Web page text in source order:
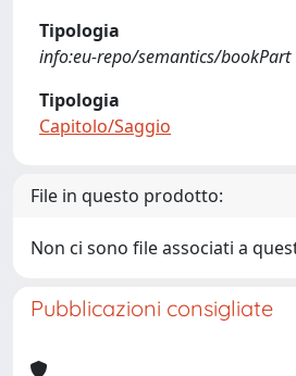
Tipologia
info:eu-repo/semantics/bookPart
Tipologia
Capitolo/Saggio
File in questo prodotto:
Non ci sono file associati a
Pubblicazioni consigliate